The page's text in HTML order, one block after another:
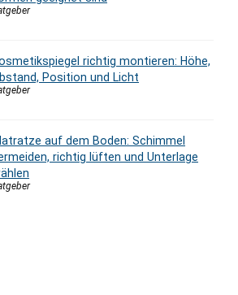
richtig montieren: Höhe,
Position und Licht
auf dem Boden: Schimmel
richtig lüften und Unterlage